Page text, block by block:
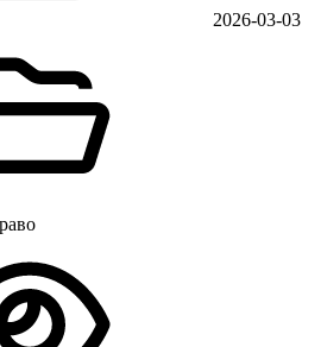
2026-03-03